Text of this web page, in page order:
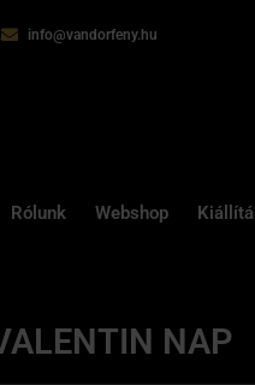
info@vandorfeny.hu
Rólunk Webshop
NAP